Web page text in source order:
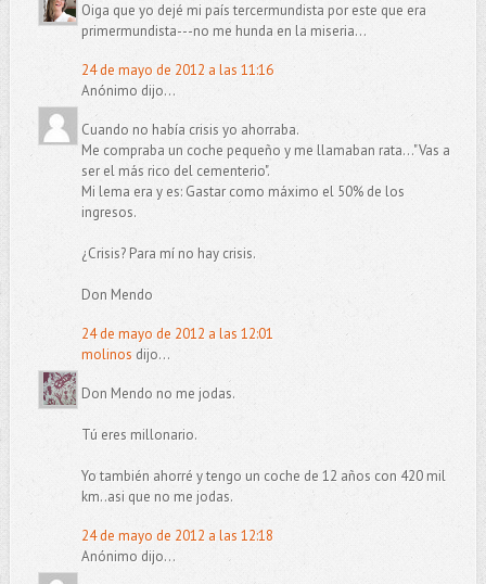
Oiga que yo dejé mi país tercermundista por este que era
primermundista---no me hunda en la miseria...
24 de mayo de 2012 a las 11:16
Anónimo dijo...
Cuando no había crisis yo ahorraba.
Me compraba un coche pequeño y me llamaban rata..."Vas a
ser el más rico del cementerio".
Mi lema era y es: Gastar como máximo el 50% de los
ingresos.
¿Crisis? Para mí no hay crisis.
Don Mendo
24 de mayo de 2012 a las 12:01
molinos dijo...
Don Mendo no me jodas.
Tú eres millonario.
Yo también ahorré y tengo un coche de 12 años con 420 mil
km..asi que no me jodas.
24 de mayo de 2012 a las 12:18
Anónimo dijo...